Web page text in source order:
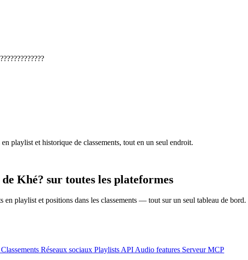
playlist et historique de classements, tout en un seul endroit.
Khé? sur toutes les plateformes
en playlist et positions dans les classements — tout sur un seul tableau de bord.
Classements Réseaux sociaux Playlists API Audio features Serveur MCP